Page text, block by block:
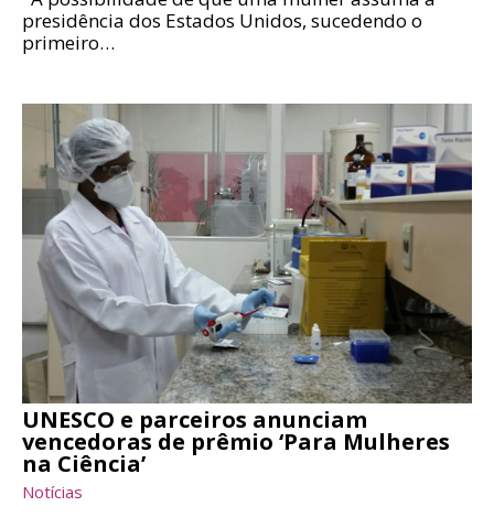
presidência dos Estados Unidos, sucedendo o
primeiro…
UNESCO e parceiros anunciam
vencedoras de prêmio ‘Para Mulheres
na Ciência’
Notícias